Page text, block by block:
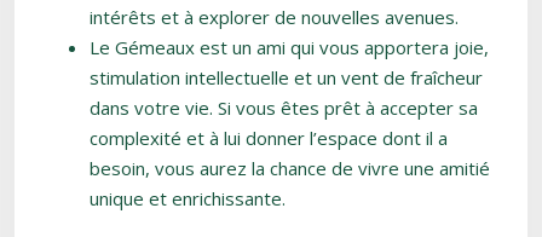
intérêts et à explorer de nouvelles avenues.
Le Gémeaux est un ami qui vous apportera joie,
stimulation intellectuelle et un vent de fraîcheur
dans votre vie. Si vous êtes prêt à accepter sa
complexité et à lui donner l’espace dont il a
besoin, vous aurez la chance de vivre une amitié
unique et enrichissante.